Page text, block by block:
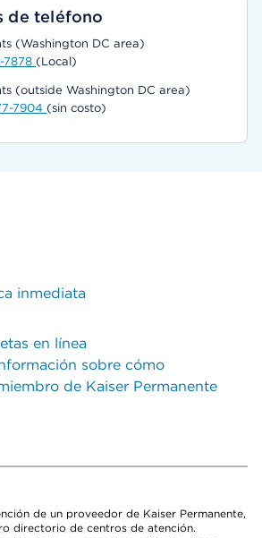
de teléfono
(Washington DC area)
7878 (Local)
(outside Washington DC area)
7904 (sin costo)
inmediata
en línea
sobre cómo
de Kaiser Permanente
de un proveedor de Kaiser Permanente,
directorio de centros de atención.